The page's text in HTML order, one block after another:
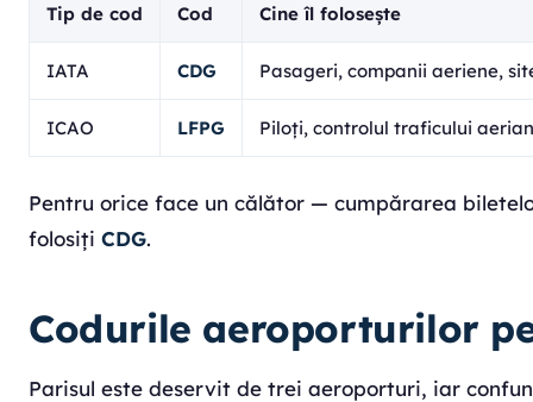
Tip de cod Cod Cine îl folosește
IATA CDG Pasageri, companii aeriene,
ICAO LFPG Piloți, controlul traficului
Pentru orice face un călător — cumpărarea
folosiți CDG.
Codurile aeroporturilor
Parisul este deservit de trei aeroporturi, iar